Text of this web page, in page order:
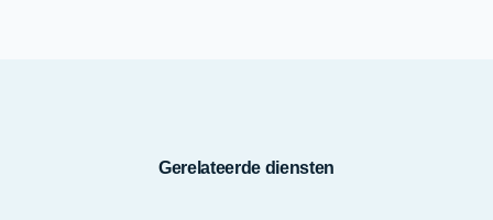
Gerelateerde diensten